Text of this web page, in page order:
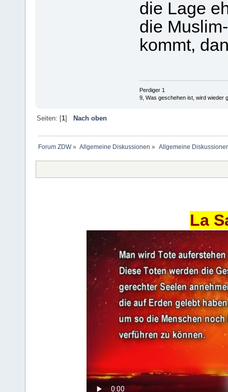
die Lage
die
kommt,
Perdiger 1
9, Was geschehen ist, wird wieder
Seiten: [1] Nach oben
Forum ZDW» Allgemeine Diskussionen » Allgemeine
La